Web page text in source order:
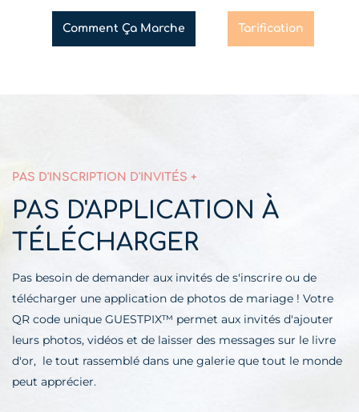
Comment Ça Marche Tarification
PAS D'INSCRIPTION D'INVITÉS +
PAS D'APPLICATION À
TÉLÉCHARGER
Pas besoin de demander aux invités de s'inscrire ou de
télécharger une application de photos de mariage ! Votre
QR code unique GUESTPIX™ permet aux invités d'ajouter
leurs photos, vidéos et de laisser des messages sur le livre
d'or, le tout rassemblé dans une galerie que tout le monde
peut apprécier.